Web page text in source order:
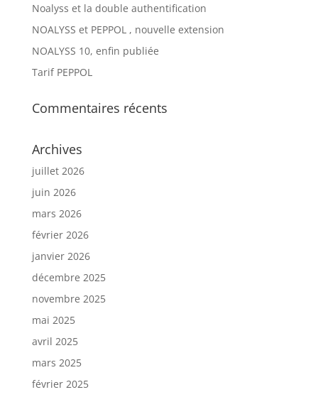
Noalyss et la double authentification
NOALYSS et PEPPOL , nouvelle extension
NOALYSS 10, enfin publiée
Tarif PEPPOL
Commentaires récents
Archives
juillet 2026
juin 2026
mars 2026
février 2026
janvier 2026
décembre 2025
novembre 2025
mai 2025
avril 2025
mars 2025
février 2025